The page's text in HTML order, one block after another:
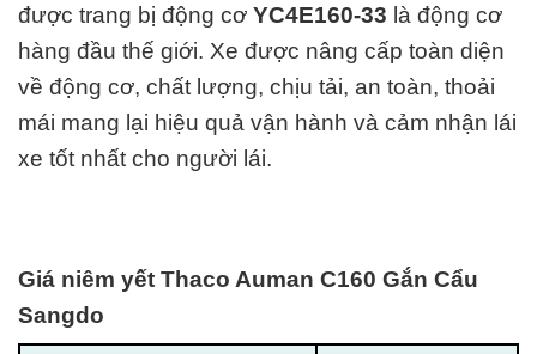
được trang bị động cơ YC4E160-33 là động cơ
hàng đầu thế giới. Xe được nâng cấp toàn diện
về động cơ, chất lượng, chịu tải, an toàn, thoải
mái mang lại hiệu quả vận hành và cảm nhận lái
xe tốt nhất cho người lái.
Giá niêm yết Thaco Auman C160 Gắn Cẩu
Sangdo